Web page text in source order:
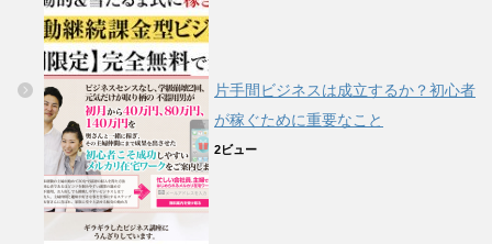
片手間ビジネスは成立するか？初心者
が稼ぐために重要なこと
2ビュー